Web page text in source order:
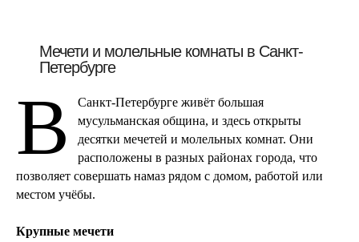
Мечети и молельные комнаты в Санкт-
Петербурге
В
Санкт-Петербурге живёт большая
мусульманская община, и здесь открыты
десятки мечетей и молельных комнат. Они
расположены в разных районах города, что
позволяет совершать намаз рядом с домом, работой или
местом учёбы.
Крупные мечети